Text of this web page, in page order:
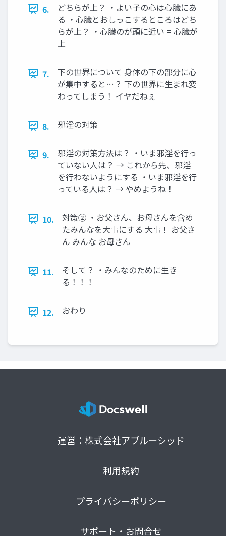
6.
どちらが上？ ・よい子の心は心臓にあ
る ・心臓とおしっこするところはどち
らが上？ ・心臓のが頭に近い = 心臓が
上
7.
下の世界について 身体の下の部分に心
が集中すると…？ 下の世界に生まれ変
わってしまう！ イヤだねぇ
8. 邪淫の対策
9.
邪淫の対策方法は？ ・いま邪淫を行っ
ていない人は？ → これから先、邪淫
を行わないようにする ・いま邪淫を行
っている人は？ → やめようね！
10.
対策② ・お父さん、お母さんを含め
たみんなを大事にする 大事！ お父さ
ん みんな お母さん
11.
そして？ ・みんなのために生き
る！！！
12. おわり
運営：株式会社アプルーシッド
利用規約
プライバシーポリシー
サポート・お問合せ